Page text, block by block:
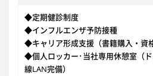
◆定期健診制度
◆インフルエンザ予防接種
◆キャリア形成支援（書籍購入・資
◆個人ロッカー･当社専用休憩室（
線LAN完備）